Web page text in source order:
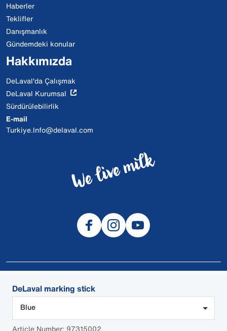
DeLaval marking stick
Blue
Article Number: 97315002
Haberler
Teklifler
Danışmanlık
Gündemdeki konular
Hakkımızda
DeLaval'da Çalışmak
DeLaval Kurumsal
Sürdürülebilirlik
E-mail
Turkiye.Info@delaval.com
© 2026 DeLaval
SDS
Çerezler
Gizlilik